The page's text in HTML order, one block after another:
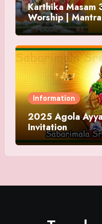
Karthika Masam
Worship |
and Offering
Information
2025 Agola
Invitation